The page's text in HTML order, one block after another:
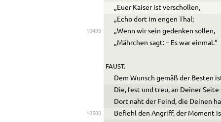
„Euer Kaiser ist verschollen,
„Echo dort im engen Thal;
10495
„Wenn wir sein gedenken sollen,
„Mährchen sagt: – Es war einmal.“
FAUST.
Dem Wunsch gemäß der Besten
Die, fest und treu, an Deiner Seite
Dort naht der Feind, die Deinen
10500 Befiehl den Angriff, der Moment